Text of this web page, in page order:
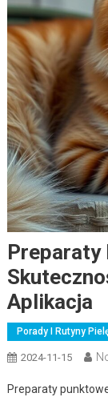
Preparaty
Aplikacja
Porady I Rutyny
2024-11-15
Preparaty